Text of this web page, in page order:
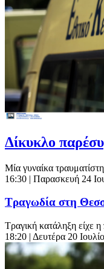
Δίκυκλο
Μία γυναίκα
16:30 | Παρασκευή 24
Τραγωδία στη
Τραγική κατάληξη είχε
18:20 | Δευτέρα 20